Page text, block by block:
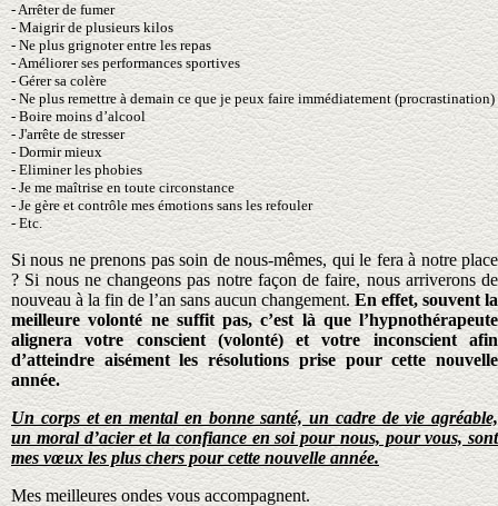
- Arrêter de fumer
- Maigrir de plusieurs kilos
- Ne plus grignoter entre les repas
- Améliorer ses performances sportives
- Gérer sa colère
- Ne plus remettre à demain ce que je peux faire immédiatement (procrastination)
- Boire moins d’alcool
- J'arrête de stresser
- Dormir mieux
- Eliminer les phobies
- Je me maîtrise en toute circonstance
- Je gère et contrôle mes émotions sans les refouler
- Etc.
Si nous ne prenons pas soin de nous-mêmes, qui le fera à notre place
? Si nous ne changeons pas notre façon de faire, nous arriverons de
nouveau à la fin de l’an sans aucun changement. En effet, souvent la
meilleure volonté ne suffit pas, c’est là que l’hypnothérapeute
alignera votre conscient (volonté) et votre inconscient afin
d’atteindre aisément les résolutions prise pour cette nouvelle
année.
Un corps et en mental en bonne santé, un cadre de vie agréable,
un moral d’acier et la confiance en soi pour nous, pour vous, sont
mes vœux les plus chers pour cette nouvelle année.
Mes meilleures ondes vous accompagnent.